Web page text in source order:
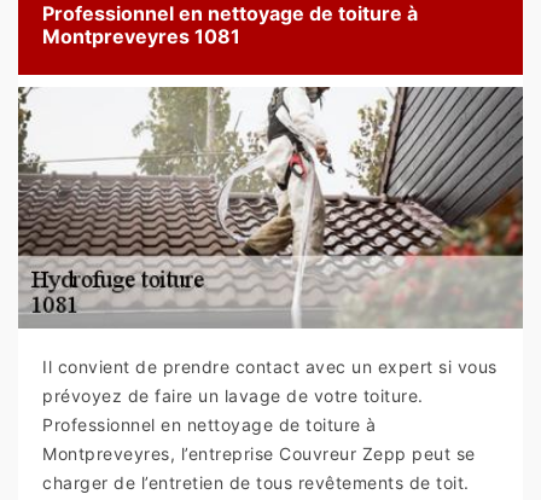
Professionnel en nettoyage de toiture à
Montpreveyres 1081
Il convient de prendre contact avec un expert si vous
prévoyez de faire un lavage de votre toiture.
Professionnel en nettoyage de toiture à
Montpreveyres, l’entreprise Couvreur Zepp peut se
charger de l’entretien de tous revêtements de toit.